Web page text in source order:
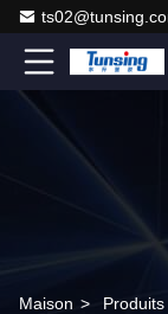
Maison > Produits